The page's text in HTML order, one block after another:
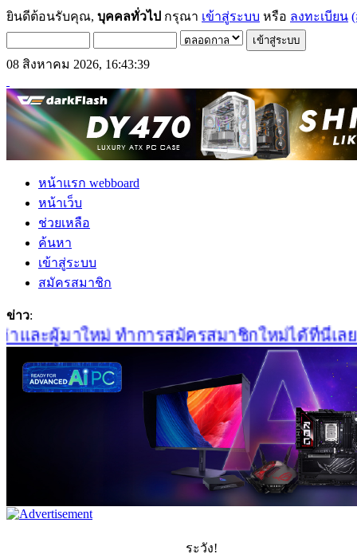
ยินดีต้อนรับคุณ, บุคคลทั่วไป กรุณา เข้าสู่ระบบ หรือ ลงทะเบียน
08 สิงหาคม 2026, 16:43:39
หน้าแรก webboard
หน้าเว็บ
ช่วยเหลือ
ค้นหา
เข้าสู่ระบบ
สมัครสมาชิก
ข่าว:
ละผู้มาใหม่ ทำการสมัครสมาชิกใหม่ได้ที่นี่เลยค
ระวัง!